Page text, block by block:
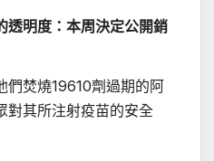
透明度：本周決定公開銷
們焚燒19610劑過期的阿
對其所注射疫苗的安全